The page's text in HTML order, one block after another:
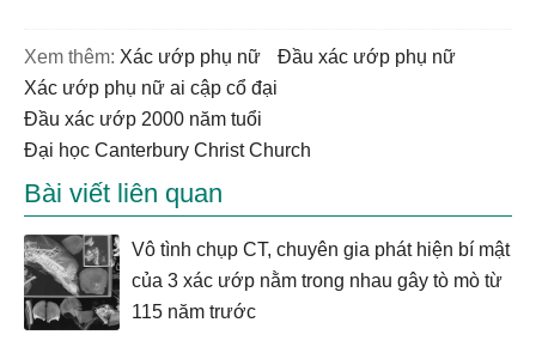
Xem thêm: xác ướp phụ nữ
đầu xác ướp phụ nữ
xác ướp phụ nữ ai cập cổ đại
đầu xác ướp 2000 năm tuổi
Đại học Canterbury Christ Church
Bài viết liên quan
Vô tình chụp CT, chuyên gia phát hiện bí mật
của 3 xác ướp nằm trong nhau gây tò mò từ
115 năm trước